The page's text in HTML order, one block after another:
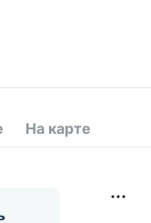
На карте